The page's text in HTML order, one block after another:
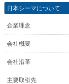
日本シーマについて
企業理念
会社概要
会社沿革
主要取引先